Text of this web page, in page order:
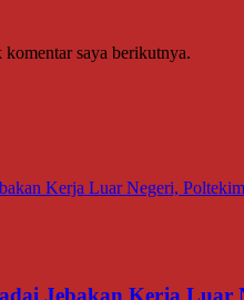
saya berikutnya.
Jebakan Kerja Luar